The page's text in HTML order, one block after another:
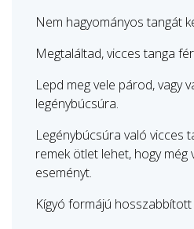
Nem hagyományos tangát
Megtaláltad, vicces tanga
Lepd meg vele párod, vagy
legénybúcsúra.
Legénybúcsúra való vicces
remek ötlet lehet, hogy még
eseményt.
Kígyó formájú hosszabbított